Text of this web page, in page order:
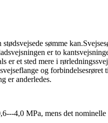
sømme
er to
er et sted mere i
og
er anderledes.
4,0 MPa, mens det